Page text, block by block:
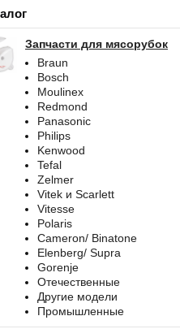
Запчасти для мясорубок
Braun
Bosch
Moulinex
Redmond
Panasonic
Philips
Kenwood
Tefal
Zelmer
Vitek и Scarlett
Vitesse
Polaris
Cameron/ Binatone
Elenberg/ Supra
Gorenje
Отечественные
Другие модели
Промышленные